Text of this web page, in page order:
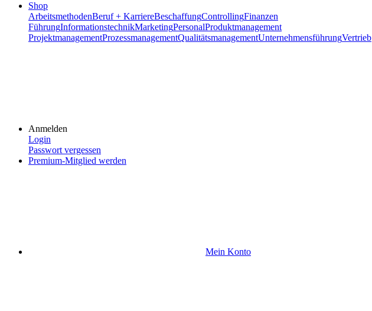
Shop
ArbeitsmethodenBeruf + KarriereBeschaffungControllingFinanzen
FührungInformationstechnikMarketingPersonalProduktmanagement
ProjektmanagementProzessmanagementQualitätsmanagementUnternehmensführungVertrieb
Anmelden
Login
Passwort vergessen
Premium-Mitglied werden
Mein Konto